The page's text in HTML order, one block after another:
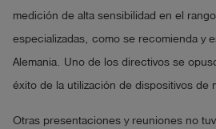
medición de alta sensibilidad en el
especializadas, como se recomienda y
Alemania. Uno de los directivos se
éxito de la utilización de dispositivos de
Otras presentaciones y reuniones no